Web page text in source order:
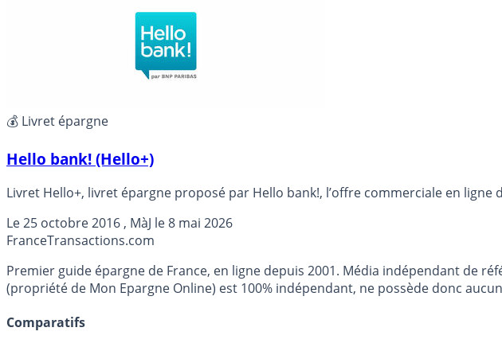
💰 Livret épargne
Hello bank! (Hello+)
Livret Hello+, livret épargne proposé par Hello bank!, l’offre commerciale en ligne
Le25 octobre 2016 , MàJ le8 mai 2026
FranceTransactions.com
Premier guide épargne de France, en ligne depuis 2001. Média indépendant de
(propriété de Mon Epargne Online) est 100% indépendant, ne possède donc
Comparatifs